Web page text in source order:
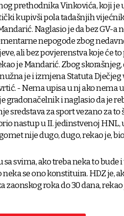
prethodnika Vinkovića, koji je
kupivši pola tadašnjih
Naglasio je da bez GV-
nepogode zbog
ali bez povjerenstva koje će
je Mandarić. Zbog
je i izmjena Statuta
- Nema upisa u nj ako nema
gradonačelnik i naglasio da je
sredstava za sport vezano za to
nastup u II. jedinstvenoj HNL,
nije dugo, dugo, rekao je,
svima, ako treba neka to bude
se ono konstituira. HDZ je,
zaonskog roka do 30 dana,